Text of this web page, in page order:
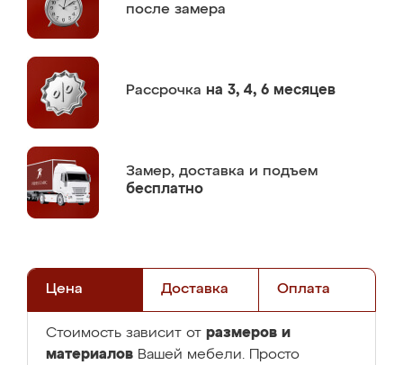
после замера
Рассрочка на 3, 4, 6 месяцев
Замер, доставка и подъем
бесплатно
Цена Доставка Оплата
Стоимость зависит от размеров и
материалов Вашей мебели. Просто